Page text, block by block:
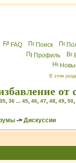
FAQ Поиск
Профиль
В этом
35 36 45 46 47 48 49 50
-> Дискуссии